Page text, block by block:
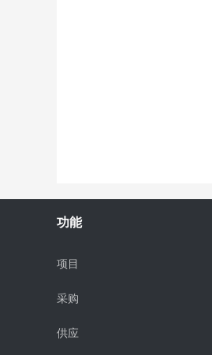
功能
项目
采购
供应